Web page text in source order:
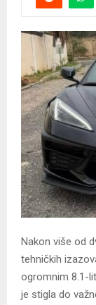
​Nakon više od
tehničkih
ogromnim 8.1-
je stigla do